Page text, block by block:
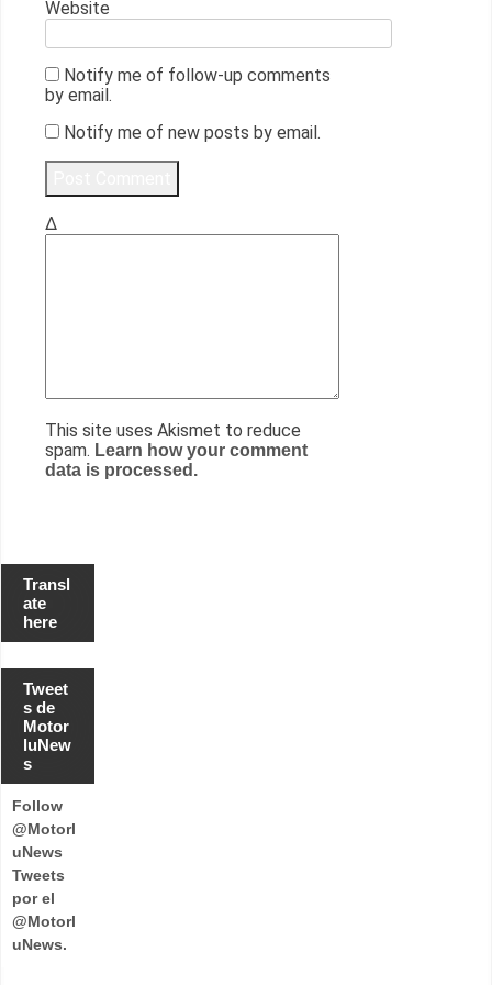
Website
Notify me of follow-up comments
by email.
Notify me of new posts by email.
Δ
This site uses Akismet to reduce
spam. Learn how your comment
data is processed.
Transl
ate
here
Tweet
s de
Motor
luNew
s
Follow
@Motorl
uNews
Tweets
por el
@Motorl
uNews.